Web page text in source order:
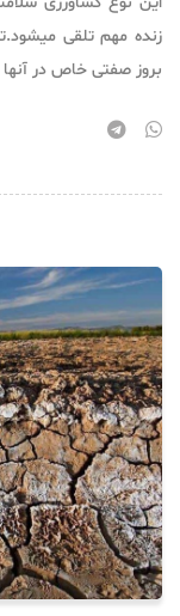
زنده مهم تلقی
بروز صفتی خاص در آنها